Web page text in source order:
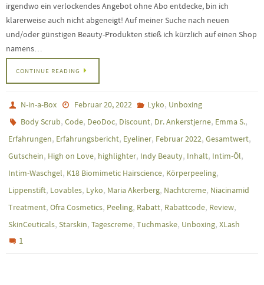
irgendwo ein verlockendes Angebot ohne Abo entdecke, bin ich
klarerweise auch nicht abgeneigt! Auf meiner Suche nach neuen
und/oder günstigen Beauty-Produkten stieß ich kürzlich auf einen Shop
namens…
CONTINUE READING
N-in-a-Box Februar 20, 2022 Lyko, Unboxing
Body Scrub,Code, DeoDoc, Discount, Dr. Ankerstjerne, Emma S.,
Erfahrungen, Erfahrungsbericht, Eyeliner, Februar 2022, Gesamtwert,
Gutschein, High on Love, highlighter, Indy Beauty, Inhalt, Intim-Öl,
Intim-Waschgel, K18 Biomimetic Hairscience, Körperpeeling,
Lippenstift, Lovables, Lyko, Maria Akerberg, Nachtcreme, Niacinamid
Treatment, Ofra Cosmetics, Peeling, Rabatt, Rabattcode, Review,
SkinCeuticals, Starskin, Tagescreme, Tuchmaske, Unboxing, XLash
1